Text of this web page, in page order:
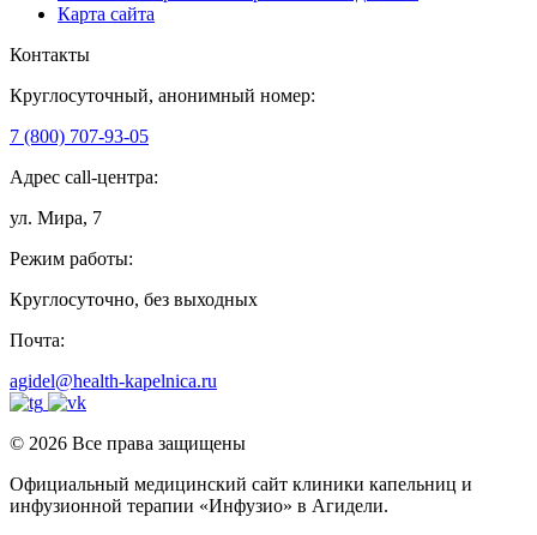
Карта сайта
Контакты
Круглосуточный, анонимный номер:
7 (800) 707-93-05
Адрес call-центра:
ул. Мира, 7
Режим работы:
Круглосуточно, без выходных
Почта:
agidel@health-kapelnica.ru
© 2026 Все права защищены
Официальный медицинский сайт клиники капельниц и
инфузионной терапии «Инфузио» в Агидели.